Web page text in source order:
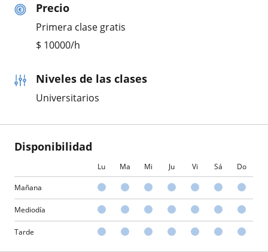
Precio
Primera clase gratis
$ 10000/h
Niveles de las clases
Universitarios
Disponibilidad
Lu Ma Mi Ju Vi Sá Do
Mañana
Mediodía
Tarde